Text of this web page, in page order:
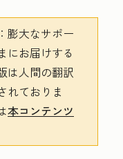
：膨大なサポー
にお届けする
は人間の翻訳
れておりま
本コンテンツ